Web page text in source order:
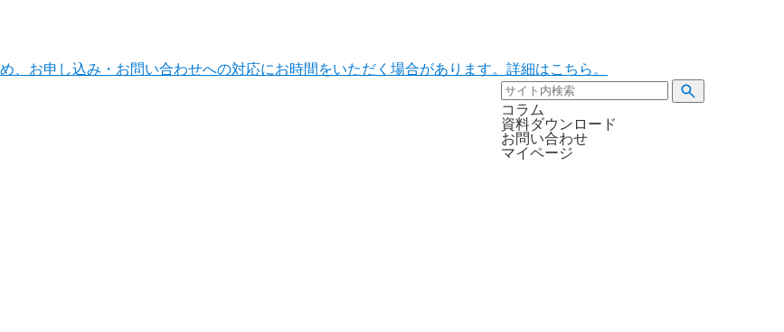
お申し込み・お問い合わせへの対応にお時間をいただく場合があります。詳細はこちら。
コラム
資料ダウンロード
お問い合わせ
マイページ